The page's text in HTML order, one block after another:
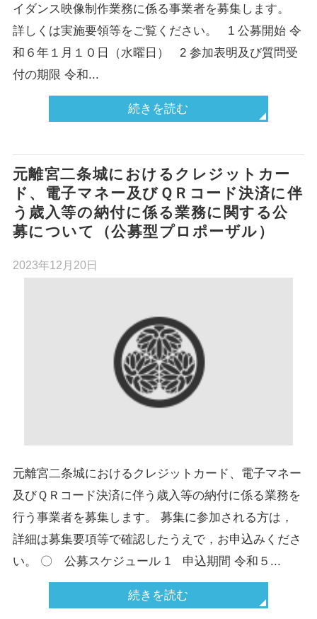
イダンス映像制作業務に係る事業者を募集します。
詳しくは実施要領等をご覧ください。 1 公募開始 令
和６年１月１０日（水曜日） 2 参加表明及び質問受
付の期限 令和...
続きを読む
元離宮二条城におけるクレジットカー
ド、電子マネー及びＱＲコード決済に伴
う歳入等の納付に係る業務に関する公
募について（公募型プロポーザル）
2023年12月20日
元離宮二条城におけるクレジットカード、電子マネー
及びＱＲコード決済に伴う歳入等の納付に係る業務を
行う事業者を募集します。 募集に参加される方は，
詳細は募集要項等で確認したうえで，お申込みくださ
い。 〇 公募スケジュール 1 申込期間 令和５...
続きを読む